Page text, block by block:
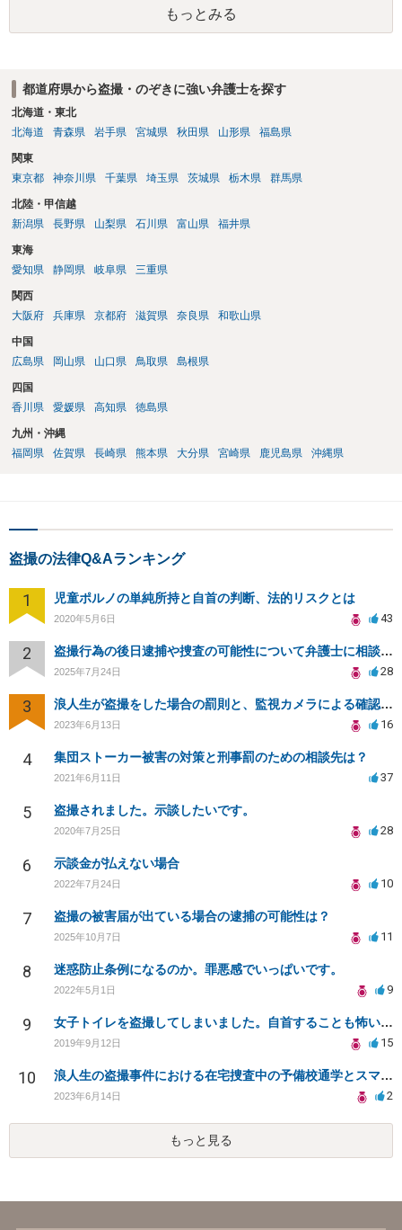
もっとみる
都道府県から盗撮・のぞきに強い弁護士を探す
北海道・東北
北海道
青森県 岩手県 宮城県 秋田県 山形県 福島県
関東
東京都
神奈川県 千葉県 埼玉県 茨城県 栃木県 群馬県
北陸・甲信越
新潟県
長野県 山梨県 石川県 富山県 福井県
東海
愛知県
静岡県 岐阜県 三重県
関西
大阪府
兵庫県 京都府 滋賀県 奈良県 和歌山県
中国
広島県
岡山県 山口県 鳥取県 島根県
四国
香川県
愛媛県 高知県 徳島県
九州・沖縄
福岡県
佐賀県 長崎県 熊本県 大分県 宮崎県 鹿児島県 沖縄県
盗撮の法律Q&Aランキング
1 児童ポルノの単純所持と自首の判断、法的リスクとは
2020年5月6日 43
2 盗撮行為の後日逮捕や捜査の可能性について弁護士に相談したい
2025年7月24日 28
3 浪人生が盗撮をした場合の罰則と、監視カメラによる確認について
2023年6月13日 16
4 集団ストーカー被害の対策と刑事罰のための相談先は？
2021年6月11日 37
5 盗撮されました。示談したいです。
2020年7月25日 28
6 示談金が払えない場合
2022年7月24日 10
7 盗撮の被害届が出ている場合の逮捕の可能性は？
2025年10月7日 11
8 迷惑防止条例になるのか。罪悪感でいっぱいです。
2022年5月1日 9
9 女子トイレを盗撮してしまいました。自首することも怖いです。どうすれば良いでしょうか。
2019年9月12日 15
10 浪人生の盗撮事件における在宅捜査中の予備校通学とスマートフォン押収について
2023年6月14日 2
もっと見る